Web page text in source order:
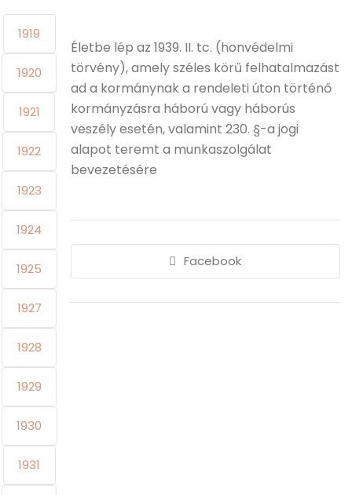
1919
1920
1921
1922
1923
1924
1925
1927
1928
1929
1930
1931
Életbe lép az 1939. II. tc. (honvédelmi
törvény), amely széles körű felhatalmazást
ad a kormánynak a rendeleti úton történő
kormányzásra háború vagy háborús
veszély esetén, valamint 230. §-a jogi
alapot teremt a munkaszolgálat
bevezetésére
Facebook